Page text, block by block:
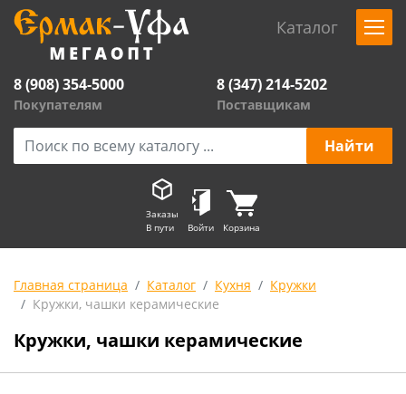
Каталог
8 (908) 354-5000
Покупателям
8 (347) 214-5202
Поставщикам
Заказы
В пути
Войти Корзина
Главная страница Каталог Кухня
Кружки
Кружки, чашки керамические
Кружки, чашки керамические